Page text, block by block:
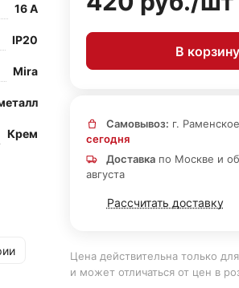
16 А
IP20
Mira
Крем
В корзину
Самовывоз: г.
сегодня
Доставкапо Москве и
августа
Рассчитать доставку
Цена действительна только
и может отличаться от цен в